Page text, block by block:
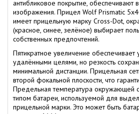
антибликовое покрытие, обеспечивают
изображения. Прицел Wolf Prismatic
имеет прицельную марку Cross-Dot,
(красное, синее, зелёное) выбирает
собственных предпочтений.
Пятикратное увеличение обеспечивает
удалёнными целями, но резкость
минимальной дистанции. Прицельная
второй фокальной плоскости, что
Предельная температура окружающей
типом батареи, используемой для
прицельной марки. Это может быть